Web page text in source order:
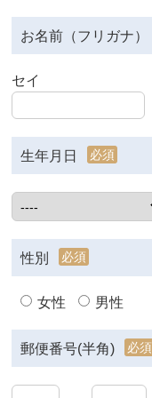
お名前（フリガナ）
セイ
生年月日 必須
性別 必須
女性 男性
郵便番号(半角) 必須